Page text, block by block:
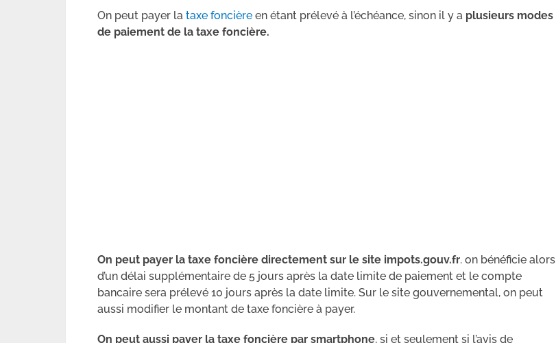
On peut payer la taxe foncière en étant prélevé à l’échéance, sinon il y a plusieurs modes
de paiement de la taxe foncière.
On peut payer la taxe foncière directement sur le site impots.gouv.fr. on bénéficie alors
d’un délai supplémentaire de 5 jours après la date limite de paiement et le compte
bancaire sera prélevé 10 jours après la date limite. Sur le site gouvernemental, on peut
aussi modifier le montant de taxe foncière à payer.
On peut aussi payer la taxe foncière par smartphone, si et seulement si l’avis de